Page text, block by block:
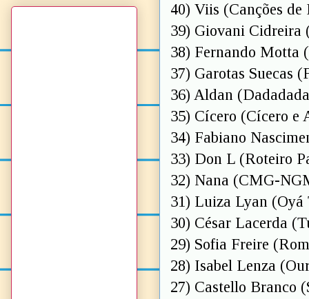
40) Viis (Canções de
39) Giovani Cidreira
38) Fernando Motta
37) Garotas Suecas
36) Aldan
35) Cícero (Cícero e
34) Fabiano
33) Don L (Roteiro
32) Nana (CMG-
31) Luiza Lyan (Oyá
30) César Lacerda
29) Sofia Freire
28) Isabel Lenza
27) Castello Branco